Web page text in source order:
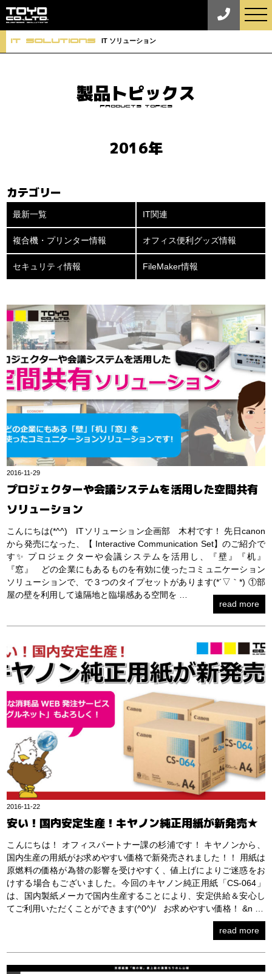
iT Solutions IT ソリューション
製品トピックス
Products Topics
2016年
カテゴリー
最新一覧 IT関連
複合機・プリンター情報 オフィス便利グッズ情報
セキュリティ情報 FileMaker情報
2016-11-29
プロジェクターや会議システムを活用した空間共有
ソリューション
こんにちは(*^^) ITソリューション企画部 木村です！ 先日canon
から発売になった、【 Interactive Communication Set】のご紹介で
す✨ プロジェクターや会議システムを活用し、『壁』『机』
『窓』 どの企業にもあるものを有効に使ったコミュニケーション
ソリューションで、で３つのタイプセットがあります(*´▽｀*) ①部
屋の壁を利用して遠隔地と臨場感ある空間を …
read more
2016-11-22
安い！国内安定生産！キヤノン純正用紙が新発売★
こんにちは！ オフィスパートナー課の杉浦です！ キヤノンから、
国内生産の用紙がお求めやすい価格で新発売されました！！ 用紙は
原燃料の価格が為替の影響を受けやすく、値上げによりご迷惑をお
けする場合もございました。今回のキヤノン純正用紙「CS-064」
は、国内製紙メーカで国内生産することにより、安定供給＆安心し
てご利用いただくことができます(^0^)/ お求めやすい価格！ &n …
read more